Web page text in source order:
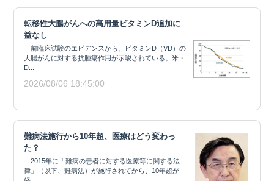
転移性大腸がんへの高用量ビタミンD追加に
益なし
前臨床試験のエビデンスから、ビタミンD（VD）の
大腸がんに対する抗腫瘍作用が示唆されている。米・
D...
2026/08/06 18:45:00
難病法施行から10年超、医療はどう変わっ
た？
2015年に「難病の患者に対する医療等に関する法
律」（以下、難病法）が施行されてから、10年超が